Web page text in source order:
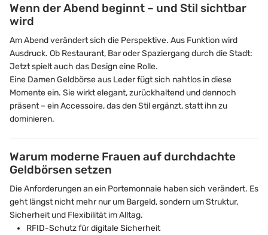
Wenn der Abend beginnt – und Stil sichtbar
wird
Am Abend verändert sich die Perspektive. Aus Funktion wird
Ausdruck. Ob Restaurant, Bar oder Spaziergang durch die Stadt:
Jetzt spielt auch das Design eine Rolle.
Eine Damen Geldbörse aus Leder fügt sich nahtlos in diese
Momente ein. Sie wirkt elegant, zurückhaltend und dennoch
präsent – ein Accessoire, das den Stil ergänzt, statt ihn zu
dominieren.
Warum moderne Frauen auf durchdachte
Geldbörsen setzen
Die Anforderungen an ein Portemonnaie haben sich verändert. Es
geht längst nicht mehr nur um Bargeld, sondern um Struktur,
Sicherheit und Flexibilität im Alltag.
RFID-Schutz für digitale Sicherheit